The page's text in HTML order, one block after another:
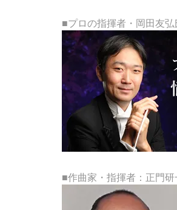
■プロの指揮者・岡田友
■作曲家・指揮者：正門